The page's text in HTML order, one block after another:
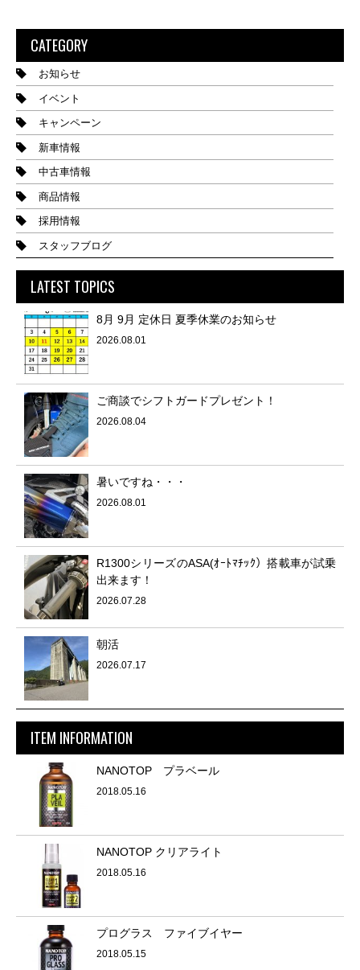
CATEGORY
お知らせ
イベント
キャンペーン
新車情報
中古車情報
商品情報
採用情報
スタッフブログ
LATEST TOPICS
8月 9月 定休日 夏季休業のお知らせ
2026.08.01
ご商談でシフトガードプレゼント！
2026.08.04
暑いですね・・・
2026.08.01
R1300シリーズのASA(ｵｰﾄﾏﾁｯｸ）搭載車が試乗
出来ます！
2026.07.28
朝活
2026.07.17
ITEM INFORMATION
NANOTOP プラベール
2018.05.16
NANOTOP クリアライト
2018.05.16
プログラス ファイブイヤー
2018.05.15